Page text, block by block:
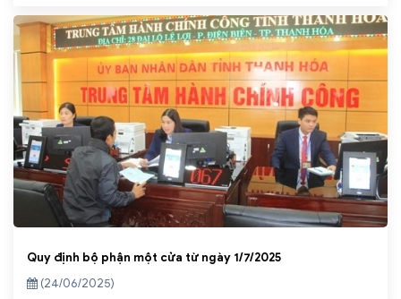
Quy định bộ phận một cửa từ ngày 1/7/2025
(24/06/2025)